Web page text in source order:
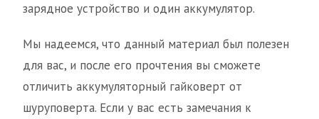
зарядное устройство и один аккумулятор.
Мы надеемся, что данный материал был полезен
для вас, и после его прочтения вы сможете
отличить аккумуляторный гайковерт от
шуруповерта. Если у вас есть замечания к